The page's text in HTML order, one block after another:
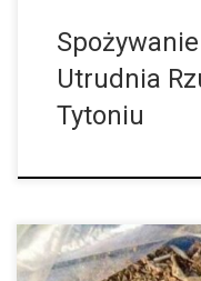
Utrudnia
Tytoniu